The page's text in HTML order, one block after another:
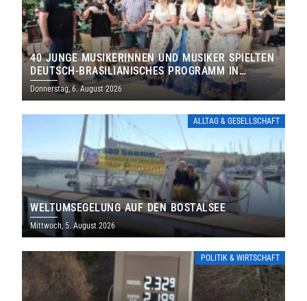
40 JUNGE MUSIKERINNEN UND MUSIKER SPIELTEN
DEUTSCH-BRASILIANISCHES PROGRAMM IN
THOLEY
Donnerstag, 6. August 2026
ALLTAG & GESELLSCHAFT
WELTUMSEGELUNG AUF DEN BOSTALSEE
Mittwoch, 5. August 2026
POLITIK & WIRTSCHAFT